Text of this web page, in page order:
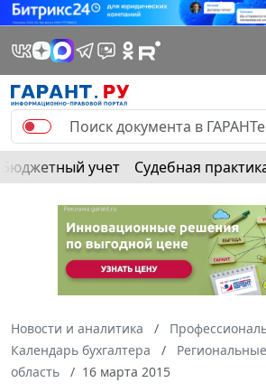
Бюджетный учет Судебная
Новости и аналитика
Календарь бухгалтера
Региональные
область
16 марта 2015